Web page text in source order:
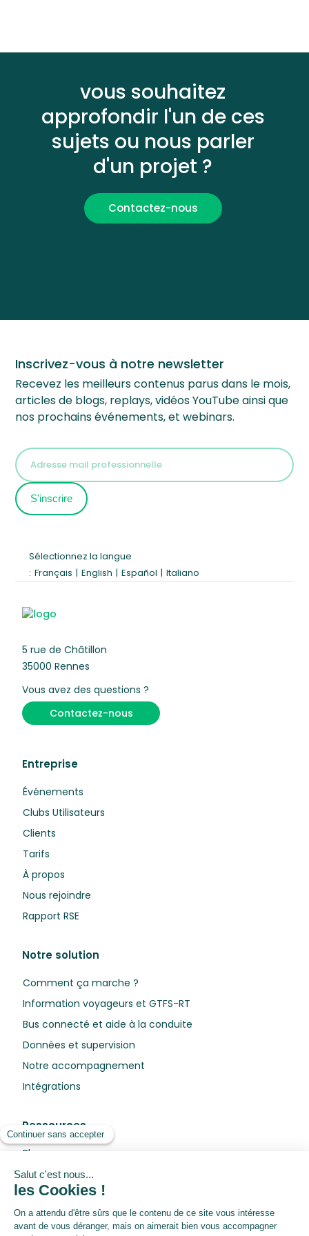
vous souhaitez
approfondir l'un de ces
sujets ou nous parler
d'un projet ?
Contactez-nous
Inscrivez-vous à notre newsletter
Recevez les meilleurs contenus parus dans le mois,
articles de blogs, replays, vidéos YouTube ainsi que
nos prochains événements, et webinars.
Sélectionnez la langue
: Français | English | Español | Italiano
5 rue de Châtillon
35000 Rennes
Vous avez des questions ?
Contactez-nous
Entreprise
Événements
Clubs Utilisateurs
Clients
Tarifs
À propos
Nous rejoindre
Rapport RSE
Notre solution
Comment ça marche ?
Information voyageurs et GTFS-RT
Bus connecté et aide à la conduite
Données et supervision
Notre accompagnement
Intégrations
Ressources
Blog
Livres blancs
Webinars
Centre de préférences